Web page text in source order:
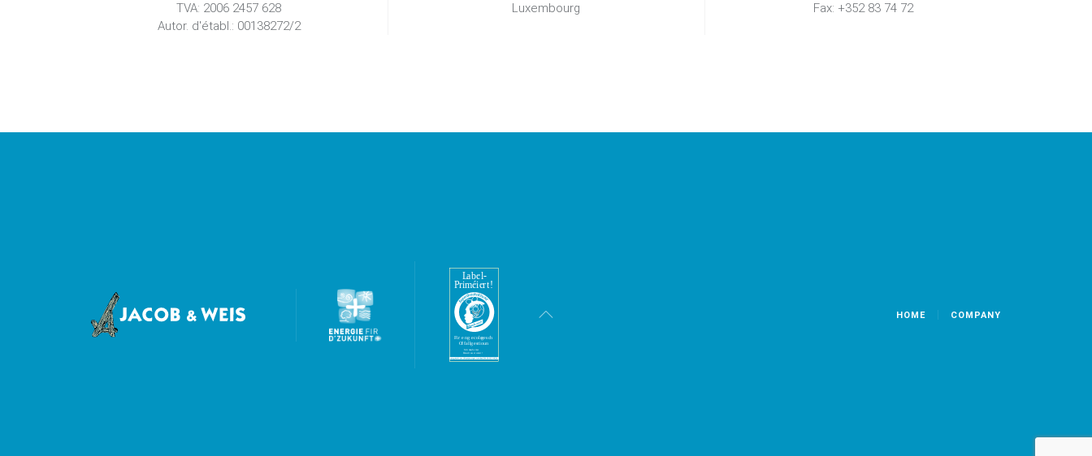
TVA: 2006 2457 628
Autor. d'établ.: 00138272/2
Luxembourg
Fax: +352 83 74 72
HOME COMPANY